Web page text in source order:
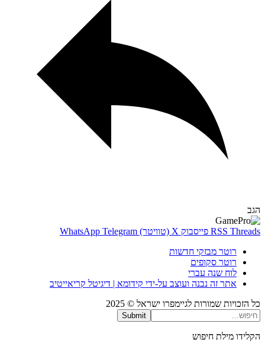
RSS פייסבוק X (טוויטר) WhatsApp Telegram
רוטר מבזקי חדשות
רוטר סקופים
לוח שנה עברי
אתר זה נבנה ועוצב על-ידי קידומא | דיגיטל קריאייטיב
שמורות לגיימפרו ישראל © 2025
Submit
מילת חיפוש